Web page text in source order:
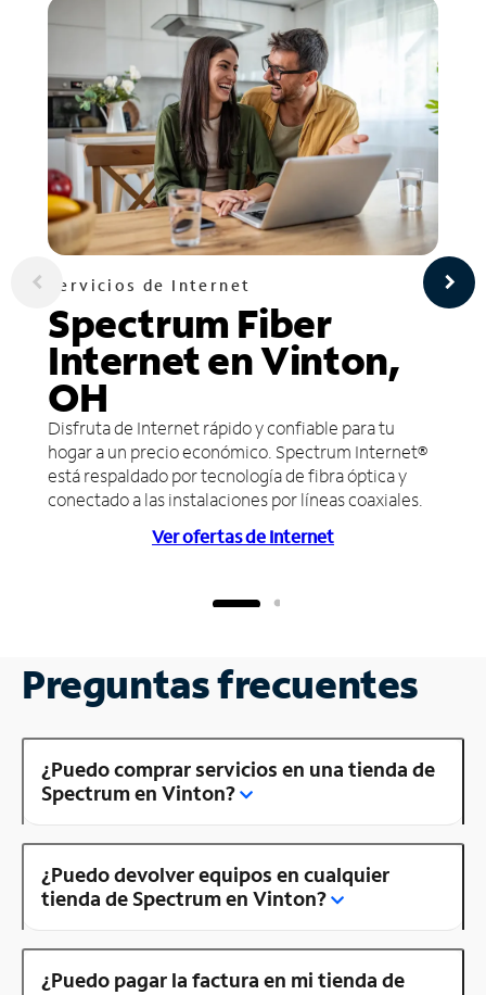
Servicios de Internet
Spectrum Fiber
Internet en Vinton,
OH
Disfruta de Internet rápido y confiable para tu
hogar a un precio económico. Spectrum Internet®
está respaldado por tecnología de fibra óptica y
conectado a las instalaciones por líneas coaxiales.
Ver ofertas de Internet
Preguntas frecuentes
¿Puedo comprar servicios en una tienda de
Spectrum en Vinton?
¿Puedo devolver equipos en cualquier
tienda de Spectrum en Vinton?
¿Puedo pagar la factura en mi tienda de